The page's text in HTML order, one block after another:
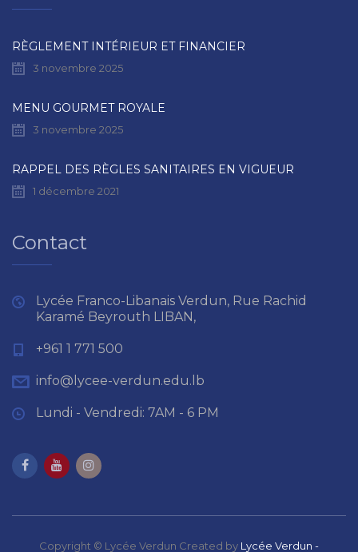
RÈGLEMENT INTÉRIEUR ET FINANCIER
3 novembre 2025
MENU GOURMET ROYALE
3 novembre 2025
RAPPEL DES RÈGLES SANITAIRES EN VIGUEUR
1 décembre 2021
Contact
Lycée Franco-Libanais Verdun, Rue Rachid
Karamé Beyrouth LIBAN,
+961 1 771 500
info@lycee-verdun.edu.lb
Lundi - Vendredi: 7AM - 6 PM
Copyright © Lycée Verdun Created by Lycée Verdun -